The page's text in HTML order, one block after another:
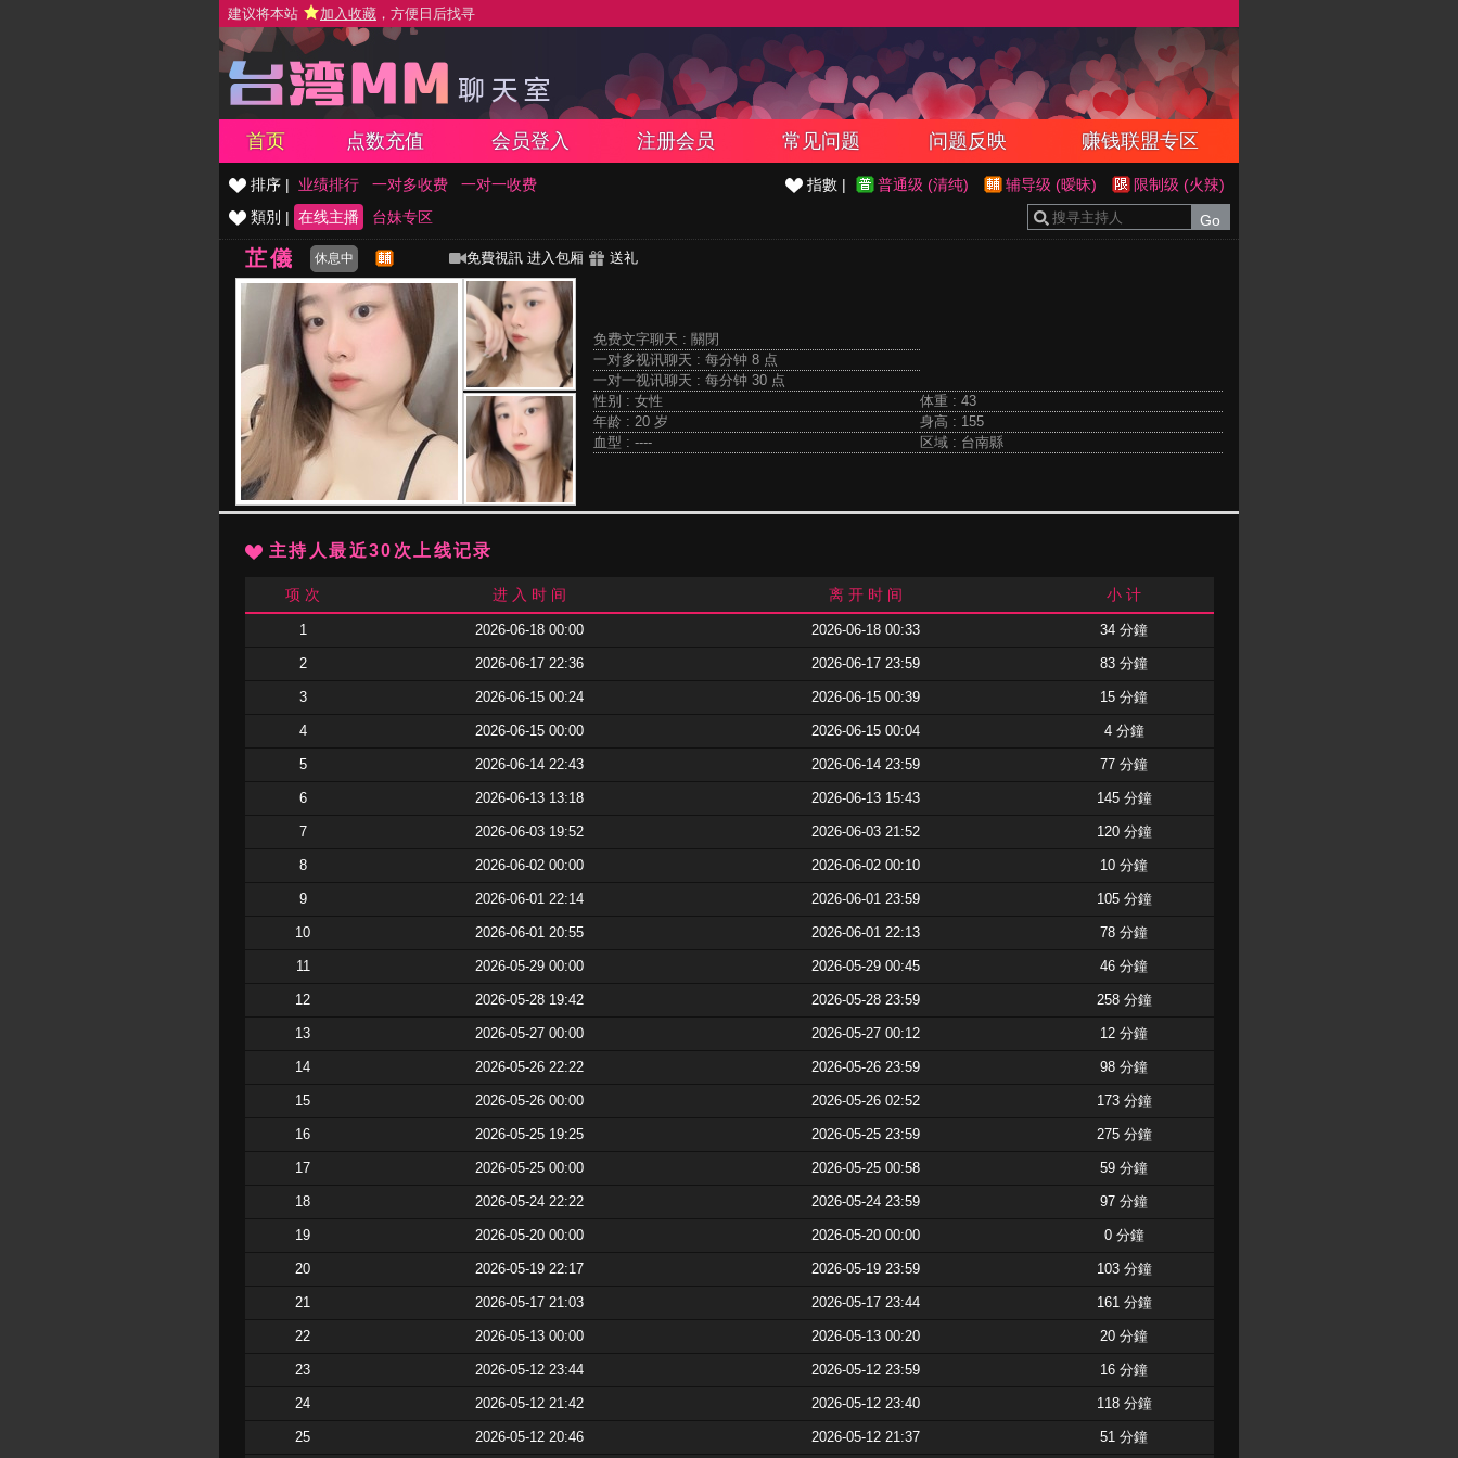
建议将本站 加入收藏 ，方便日后找寻
首页 点数充值 会员登入 注册会员 常见问题 问题反映 赚钱联盟专区
排序 | 业绩排行 一对多收费 一对一收费 指數 | 普通级 (清纯) 辅导级 (暧昧)
限制级 (火辣)
類別 | 在线主播 台妹专区
芷儀 休息中 免費視訊 进入包厢 送礼
免费文字聊天 : 關閉
一对多视讯聊天 : 每分钟 8 点
一对一视讯聊天 : 每分钟 30 点
性别 : 女性
体重 : 43
年龄 : 20 岁
身高 : 155
血型 : ----
区域 : 台南縣
主持人最近30次上线记录
项 次 进 入 时 间 离 开 时 间 小 计
1 2026-06-18 00:00 2026-06-18 00:33 34 分鐘
2 2026-06-17 22:36 2026-06-17 23:59 83 分鐘
3 2026-06-15 00:24 2026-06-15 00:39 15 分鐘
4 2026-06-15 00:00 2026-06-15 00:04 4 分鐘
5 2026-06-14 22:43 2026-06-14 23:59 77 分鐘
6 2026-06-13 13:18 2026-06-13 15:43 145 分鐘
7 2026-06-03 19:52 2026-06-03 21:52 120 分鐘
8 2026-06-02 00:00 2026-06-02 00:10 10 分鐘
9 2026-06-01 22:14 2026-06-01 23:59 105 分鐘
10 2026-06-01 20:55 2026-06-01 22:13 78 分鐘
11 2026-05-29 00:00 2026-05-29 00:45 46 分鐘
12 2026-05-28 19:42 2026-05-28 23:59 258 分鐘
13 2026-05-27 00:00 2026-05-27 00:12 12 分鐘
14 2026-05-26 22:22 2026-05-26 23:59 98 分鐘
15 2026-05-26 00:00 2026-05-26 02:52 173 分鐘
16 2026-05-25 19:25 2026-05-25 23:59 275 分鐘
17 2026-05-25 00:00 2026-05-25 00:58 59 分鐘
18 2026-05-24 22:22 2026-05-24 23:59 97 分鐘
19 2026-05-20 00:00 2026-05-20 00:00 0 分鐘
20 2026-05-19 22:17 2026-05-19 23:59 103 分鐘
21 2026-05-17 21:03 2026-05-17 23:44 161 分鐘
22 2026-05-13 00:00 2026-05-13 00:20 20 分鐘
23 2026-05-12 23:44 2026-05-12 23:59 16 分鐘
24 2026-05-12 21:42 2026-05-12 23:40 118 分鐘
25 2026-05-12 20:46 2026-05-12 21:37 51 分鐘